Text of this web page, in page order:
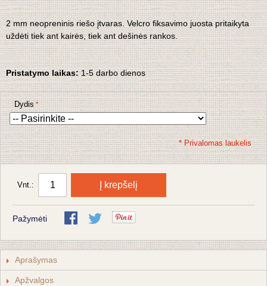
2 mm neopreninis riešo įtvaras. Velcro fiksavimo juosta pritaikyta
uždėti tiek ant kairės, tiek ant dešinės rankos.
Pristatymo laikas:1-5 darbo dienos
Dydis
* Privalomas laukelis
Vnt.: Į krepšelį
Pažymėti
Aprašymas
Apžvalgos